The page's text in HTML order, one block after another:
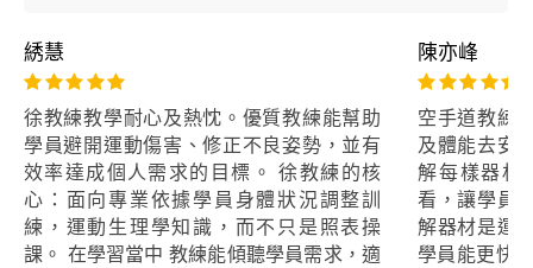
綉慧
徐教練教學耐心及熱忱。優質教練能幫助
學員避開運動傷害、修正不良姿勢，並有
效率達成個人需求的目標。 徐教練的核
心：面向專業依據學員身體狀況調整訓
練，運動生理學知識，而不只是照表操
課。 在學習當中 教練能傾聽學員需求，適
陳亦峰
空手道教練
及體能去安
解每樣器材
看，讓學員
解器材是運
學員能更快